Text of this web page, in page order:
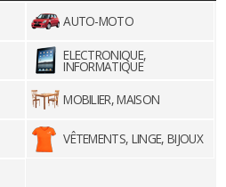
AUTO-MOTO
ELECTRONIQUE,
INFORMATIQUE
MOBILIER, MAISON
VÊTEMENTS, LINGE, BIJOUX